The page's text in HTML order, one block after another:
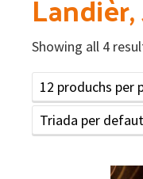
Showing all 4